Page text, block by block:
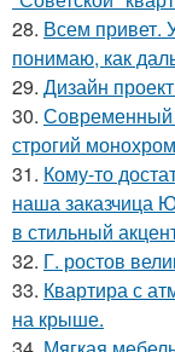
28. Всем привет.
понимаю, как
29. Дизайн
30. Современный
строгий
31. Кому-то
наша заказчица
в стильный
32. Г. ростов
33. Квартира с
на крыше.